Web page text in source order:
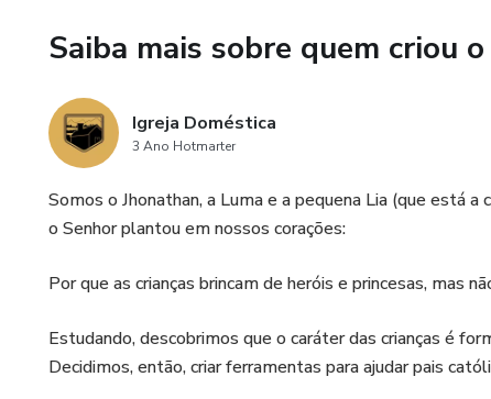
Saiba mais sobre quem criou
Igreja Doméstica
3 Ano Hotmarter
Somos o Jhonathan, a Luma e a pequena Lia (que está
o Senhor plantou em nossos corações:
Por que as crianças brincam de heróis e princesas, mas
Estudando, descobrimos que o caráter das crianças é
Decidimos, então, criar ferramentas para ajudar pais